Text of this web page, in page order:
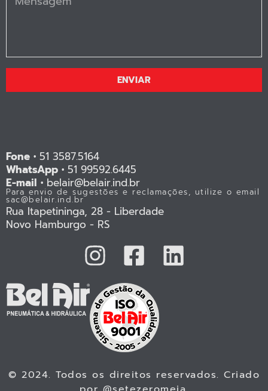
ENVIAR
Fone • 51 3587.5164
WhatsApp • 51 99592.6445
E-mail • belair@belair.ind.br
Para envio de sugestões e reclamações, utilize o email
sac@belair.ind.br
Rua Itapetininga, 28 - Liberdade
Novo Hamburgo - RS
© 2024. Todos os direitos reservados. Criado